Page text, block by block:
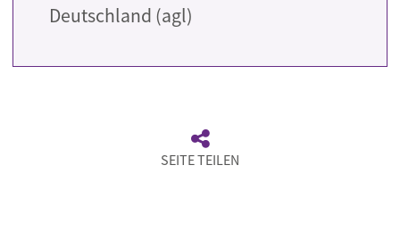
Deutschland (agl)
SEITE TEILEN